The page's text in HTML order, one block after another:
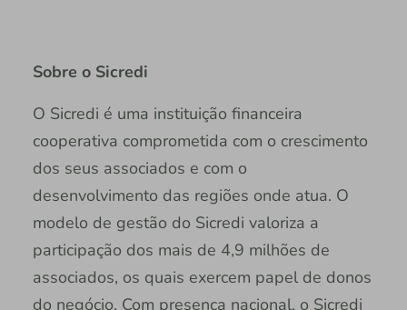
Sobre o Sicredi
O Sicredi é uma instituição financeira
cooperativa comprometida com o crescimento
dos seus associados e com o
desenvolvimento das regiões onde atua. O
modelo de gestão do Sicredi valoriza a
participação dos mais de 4,9 milhões de
associados, os quais exercem papel de donos
do negócio. Com presença nacional, o Sicredi